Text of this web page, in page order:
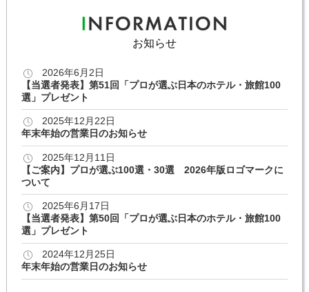
お知らせ
2026年6月2日
【当選者発表】第51回「プロが選ぶ日本のホテル・旅館100
選」プレゼント
2025年12月22日
年末年始の営業日のお知らせ
2025年12月11日
【ご案内】プロが選ぶ100選・30選 2026年版ロゴマークに
ついて
2025年6月17日
【当選者発表】第50回「プロが選ぶ日本のホテル・旅館100
選」プレゼント
2024年12月25日
年末年始の営業日のお知らせ